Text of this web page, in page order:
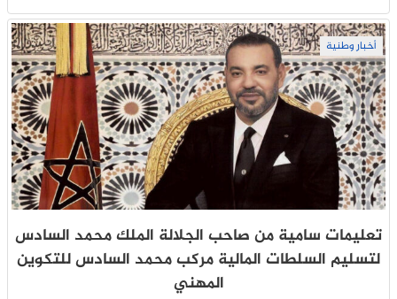
أخبار وطنية
تعليمات سامية من صاحب الجلالة الملك محمد السادس
لتسليم السلطات المالية مركب محمد السادس للتكوين
المهني